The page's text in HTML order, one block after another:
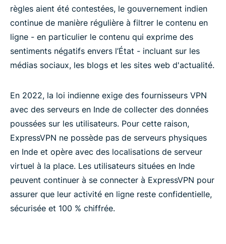
règles aient été contestées, le gouvernement indien
continue de manière régulière à filtrer le contenu en
ligne - en particulier le contenu qui exprime des
sentiments négatifs envers l’État - incluant sur les
médias sociaux, les blogs et les sites web d'actualité.
En 2022, la loi indienne exige des fournisseurs VPN
avec des serveurs en Inde de collecter des données
poussées sur les utilisateurs. Pour cette raison,
ExpressVPN ne possède pas de serveurs physiques
en Inde et opère avec des localisations de serveur
virtuel à la place. Les utilisateurs situées en Inde
peuvent continuer à se connecter à ExpressVPN pour
assurer que leur activité en ligne reste confidentielle,
sécurisée et 100 % chiffrée.